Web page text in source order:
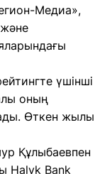
Медиа»,
үшінші
оның
Өткен жылы
Құлыбаевпен
Halyk Bank